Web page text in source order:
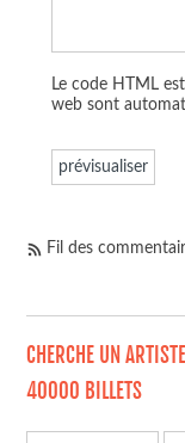
Le code HTML
web sont
Fil des
CHERCHE UN
40000 BILLETS